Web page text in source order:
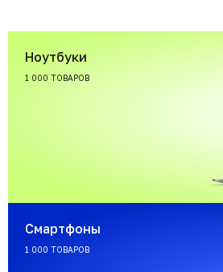
Ноутбуки
1 000 ТОВАРОВ
Смартфоны
1 000 ТОВАРОВ